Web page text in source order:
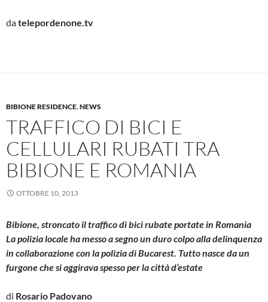
datelepordenone.tv
BIBIONE RESIDENCE,NEWS
TRAFFICO DI BICI E
CELLULARI RUBATI TRA
BIBIONE E ROMANIA
OTTOBRE 10, 2013
Bibione, stroncato il traffico di bici rubate portate in Romania
La polizia locale ha messo a segno un duro colpo alla delinquenza
in collaborazione con la polizia di Bucarest. Tutto nasce da un
furgone che si aggirava spesso per la città d’estate
di Rosario Padovano